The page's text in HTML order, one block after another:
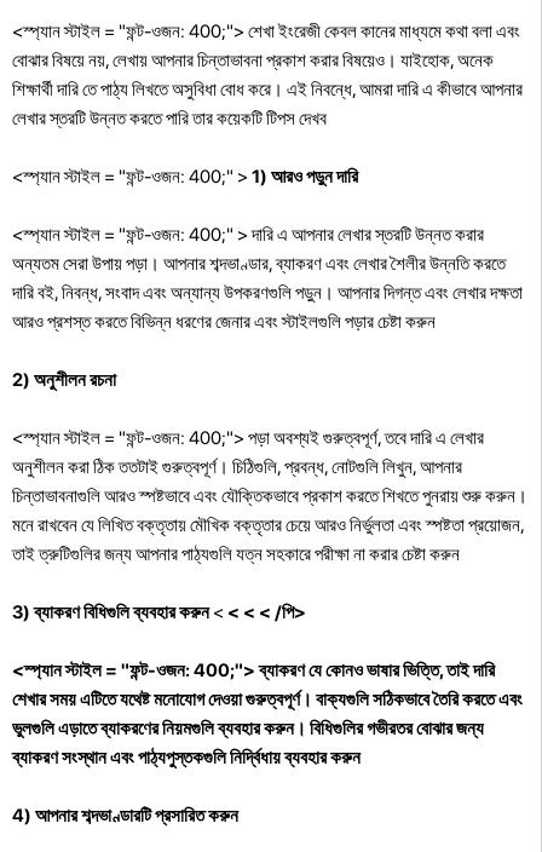
<স্প্যান স্টাইল = "ফন্ট-ওজন: 400;"> শেখা ইংরেজী কেবল কানের মাধ্যমে কথা বলা এবং
বোঝার বিষয়ে নয়, লেখায় আপনার চিন্তাভাবনা প্রকাশ করার বিষয়েও। যাইহোক, অনেক
শিক্ষার্থী দারি তে পাঠ্য লিখতে অসুবিধা বোধ করে। এই নিবন্ধে, আমরা দারি এ কীভাবে আপনার
লেখার স্তরটি উন্নত করতে পারি তার কয়েকটি টিপস দেখব
<স্প্যান স্টাইল = "ফন্ট-ওজন: 400;" > 1) আরও পড়ুন দারি
<স্প্যান স্টাইল = "ফন্ট-ওজন: 400;" > দারি এ আপনার লেখার স্তরটি উন্নত করার
অন্যতম সেরা উপায় পড়া। আপনার শব্দভাণ্ডার, ব্যাকরণ এবং লেখার শৈলীর উন্নতি করতে
দারি বই, নিবন্ধ, সংবাদ এবং অন্যান্য উপকরণগুলি পড়ুন। আপনার দিগন্ত এবং লেখার দক্ষতা
আরও প্রশস্ত করতে বিভিন্ন ধরণের জেনার এবং স্টাইলগুলি পড়ার চেষ্টা করুন
2) অনুশীলন রচনা
<স্প্যান স্টাইল = "ফন্ট-ওজন: 400;"> পড়া অবশ্যই গুরুত্বপূর্ণ, তবে দারি এ লেখার
অনুশীলন করা ঠিক ততটাই গুরুত্বপূর্ণ। চিঠিগুলি, প্রবন্ধ, নোটগুলি লিখুন, আপনার
চিন্তাভাবনাগুলি আরও স্পষ্টভাবে এবং যৌক্তিকভাবে প্রকাশ করতে শিখতে পুনরায় শুরু করুন।
মনে রাখবেন যে লিখিত বক্তৃতায় মৌখিক বক্তৃতার চেয়ে আরও নির্ভুলতা এবং স্পষ্টতা প্রয়োজন,
তাই ত্রুটিগুলির জন্য আপনার পাঠ্যগুলি যত্ন সহকারে পরীক্ষা না করার চেষ্টা করুন
3) ব্যাকরণ বিধিগুলি ব্যবহার করুন< < < < /পি>
<স্প্যান স্টাইল = "ফন্ট-ওজন: 400;"> ব্যাকরণ যে কোনও ভাষার ভিত্তি, তাই দারি
শেখার সময় এটিতে যথেষ্ট মনোযোগ দেওয়া গুরুত্বপূর্ণ। বাক্যগুলি সঠিকভাবে তৈরি করতে এবং
ভুলগুলি এড়াতে ব্যাকরণের নিয়মগুলি ব্যবহার করুন। বিধিগুলির গভীরতর বোঝার জন্য
ব্যাকরণ সংস্থান এবং পাঠ্যপুস্তকগুলি নির্দ্বিধায় ব্যবহার করুন
4) আপনার শব্দভাণ্ডারটি প্রসারিত করুন